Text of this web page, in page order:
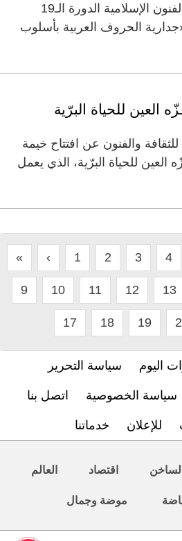
ضمن فعاليات مهرجان الفنون الإسلامية الدورة الـ19
الحروف العربية بأسلوب
العين للحياة البرّية
والفنون عن افتتاح خيمة
العين للحياة البرّية، الذي يعمل
« ‹ 1 2 3 4
9 10 11 12 13
17 18 19
اليوم سياسة التحرير
سياسة الخصوصية اتصل بنا
للإعلان خدماتنا
اقتصاد العالم
موضة وجمال